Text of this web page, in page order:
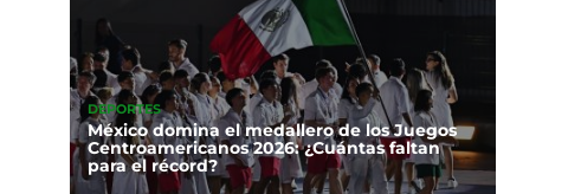
DEPORTES
México domina el medallero de los Juegos
Centroamericanos 2026: ¿Cuántas faltan
para el récord?